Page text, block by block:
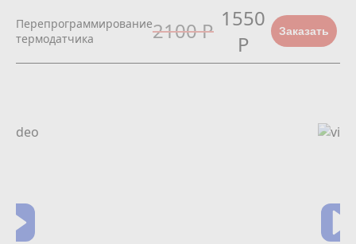
Перепрограммирование
термодатчика
2100 Р 1550
Р
Заказать